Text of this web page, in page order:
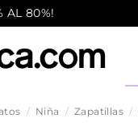
AL 80%!
Niña Zapatillas